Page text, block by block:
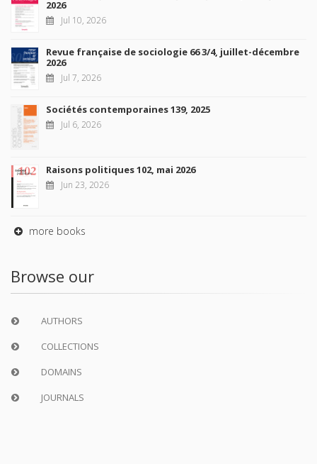
2026
Jul 10, 2026
Revue française de sociologie 66 3/4, juillet-décembre
2026
Jul 7, 2026
Sociétés contemporaines 139, 2025
Jul 6, 2026
Raisons politiques 102, mai 2026
Jun 23, 2026
more books
Browse our
AUTHORS
COLLECTIONS
DOMAINS
JOURNALS